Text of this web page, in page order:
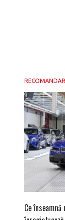
RECOMANDARI
Ce